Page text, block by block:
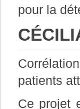
pour la
patients
Ce projet